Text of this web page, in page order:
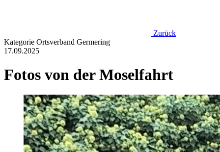
Zurück
Kategorie Ortsverband Germering
17.09.2025
Fotos von der Moselfahrt